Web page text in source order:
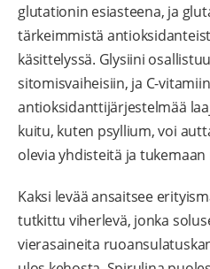
glutationin esiasteena, ja
tärkeimmistä
käsittelyssä. Glysiini
sitomisvaiheisiin, ja C-
antioksidanttijärjestelmää
kuitu, kuten psyllium, voi
olevia yhdisteitä ja
Kaksi levää ansaitsee
tutkittu viherlevä, jonka
vierasaineita